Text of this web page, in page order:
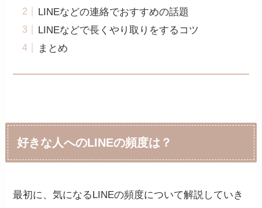
LINEなどの連絡でおすすめの話題
LINEなどで長くやり取りをするコツ
まとめ
好きな人へのLINEの頻度は？
最初に、気になるLINEの頻度について解説していき